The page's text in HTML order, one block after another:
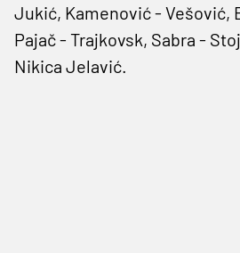
Jukić, Kamenović - Vešović,
Pajač - Trajkovsk, Sabra -
Nikica Jelavić.